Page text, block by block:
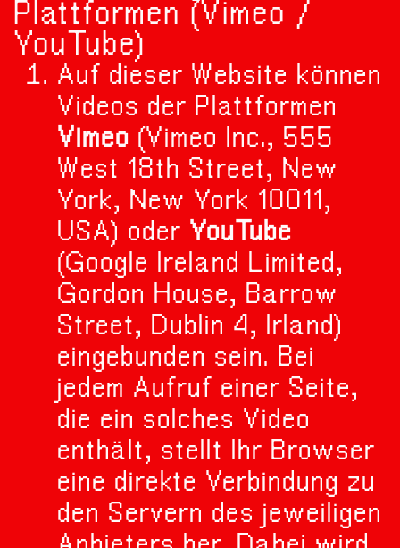
Plattformen (Vimeo /
YouTube)
Auf dieser Website können
Videos der Plattformen
Vimeo (Vimeo Inc., 555
West 18th Street, New
York, New York 10011,
USA) oder YouTube
(Google Ireland Limited,
Gordon House, Barrow
Street, Dublin 4, Irland)
eingebunden sein. Bei
jedem Aufruf einer Seite,
die ein solches Video
enthält, stellt Ihr Browser
eine direkte Verbindung zu
den Servern des jeweiligen